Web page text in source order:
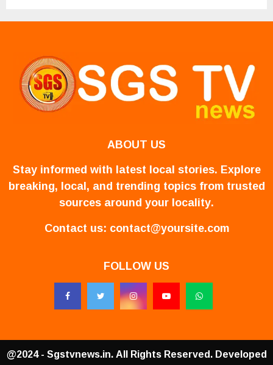
ABOUT US
Stay informed with latest local stories. Explore
breaking, local, and trending topics from trusted
sources around your locality.
Contact us: contact@yoursite.com
FOLLOW US
@2024 - Sgstvnews.in. All Rights Reserved. Developed